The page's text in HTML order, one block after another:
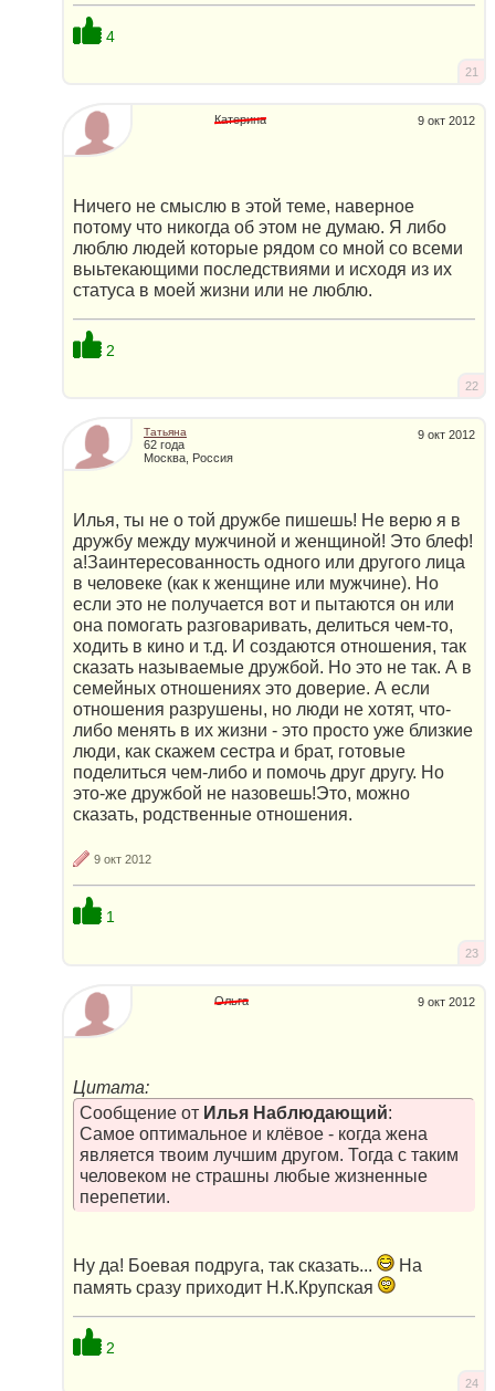
4
21
9 окт 2012
Катерина
Ничего не смыслю в этой теме, наверное
потому что никогда об этом не думаю. Я либо
люблю людей которые рядом со мной со всеми
выьтекающими последствиями и исходя из их
статуса в моей жизни или не люблю.
2
22
9 окт 2012
Татьяна
62 года
Москва, Россия
Илья, ты не о той дружбе пишешь! Не верю я в
дружбу между мужчиной и женщиной! Это блеф!
а!Заинтересованность одного или другого лица
в человеке (как к женщине или мужчине). Но
если это не получается вот и пытаются он или
она помогать разговаривать, делиться чем-то,
ходить в кино и т.д. И создаются отношения, так
сказать называемые дружбой. Но это не так. А в
семейных отношениях это доверие. А если
отношения разрушены, но люди не хотят, что-
либо менять в их жизни - это просто уже близкие
люди, как скажем сестра и брат, готовые
поделиться чем-либо и помочь друг другу. Но
это-же дружбой не назовешь!Это, можно
сказать, родственные отношения.
9 окт 2012
1
23
9 окт 2012
Ольга
Цитата:
Сообщение от Илья Наблюдающий:
Самое оптимальное и клёвое - когда жена
является твоим лучшим другом. Тогда с таким
человеком не страшны любые жизненные
перепетии.
Ну да! Боевая подруга, так сказать...
На
память сразу приходит Н.К.Крупская
2
24